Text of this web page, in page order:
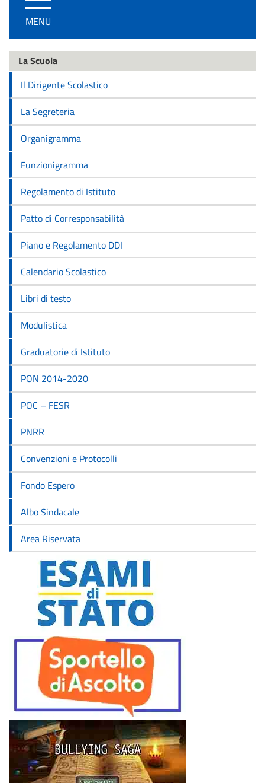
/
disattiva
navigazione
MENU
La Scuola
Il Dirigente Scolastico
La Segreteria
Organigramma
Funzionigramma
Regolamento di Istituto
Patto di Corresponsabilità
Piano e Regolamento DDI
Calendario Scolastico
Libri di testo
Modulistica
Graduatorie di Istituto
PON 2014-2020
POC – FESR
PNRR
Convenzioni e Protocolli
Fondo Espero
Albo Sindacale
Area Riservata